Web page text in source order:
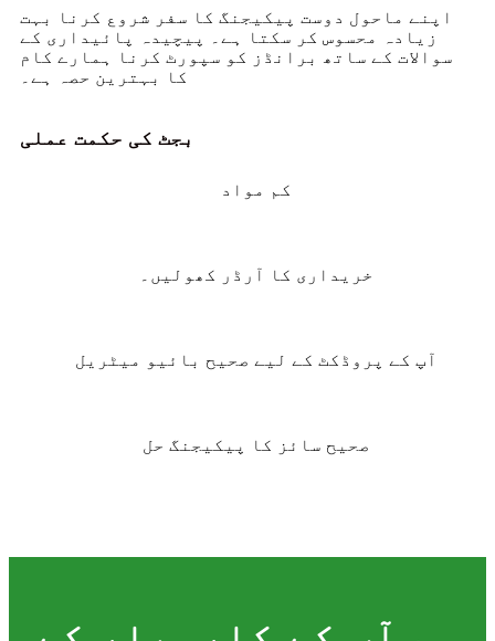
اپنے ماحول دوست پیکیجنگ کا سفر شروع کرنا بہت
زیادہ محسوس کر سکتا ہے۔ پیچیدہ پائیداری کے
سوالات کے ساتھ برانڈز کو سپورٹ کرنا ہمارے کام
کا بہترین حصہ ہے۔
بجٹ کی حکمت عملی
کم مواد
خریداری کا آرڈر کھولیں۔
آپ کے پروڈکٹ کے لیے صحیح بائیو میٹریل
صحیح سائز کا پیکیجنگ حل